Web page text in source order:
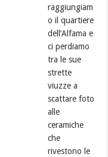
raggiungiam
o il quartiere
dell’Alfama e
ci perdiamo
tra le sue
strette
viuzze a
scattare foto
alle
ceramiche
che
rivestono le